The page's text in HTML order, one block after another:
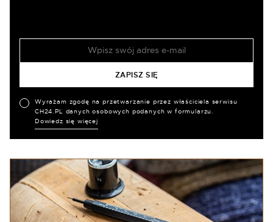
Wyrażam zgodę na przetwarzanie przez właściciela serwisu
CH24.PL danych osobowych podanych w formularzu.
Dowiedz się więcej